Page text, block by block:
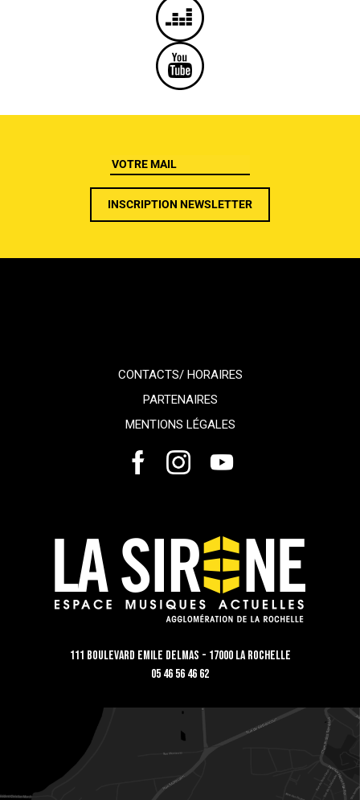
CONTACTS/ HORAIRES
PARTENAIRES
MENTIONS LÉGALES
111 Boulevard Emile Delmas - 17000 La Rochelle
05 46 56 46 62